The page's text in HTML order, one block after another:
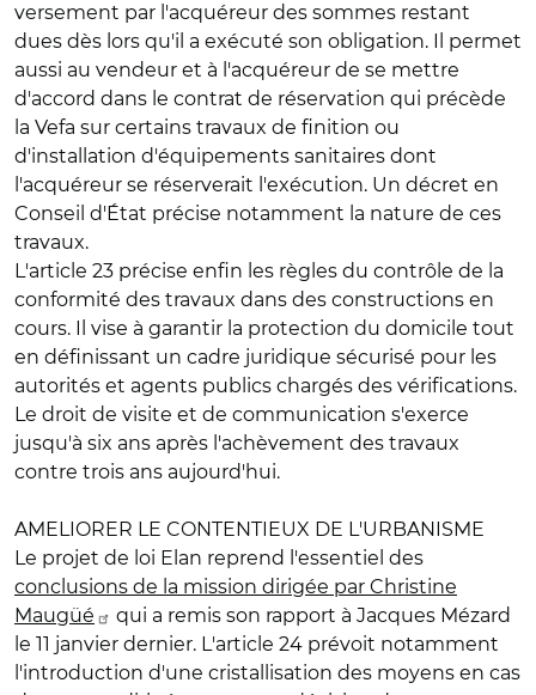
versement par l'acquéreur des sommes restant
dues dès lors qu'il a exécuté son obligation. Il permet
aussi au vendeur et à l'acquéreur de se mettre
d'accord dans le contrat de réservation qui précède
la Vefa sur certains travaux de finition ou
d'installation d'équipements sanitaires dont
l'acquéreur se réserverait l'exécution. Un décret en
Conseil d'État précise notamment la nature de ces
travaux.
L'article 23 précise enfin les règles du contrôle de la
conformité des travaux dans des constructions en
cours. Il vise à garantir la protection du domicile tout
en définissant un cadre juridique sécurisé pour les
autorités et agents publics chargés des vérifications.
Le droit de visite et de communication s'exerce
jusqu'à six ans après l'achèvement des travaux
contre trois ans aujourd'hui.
AMELIORER LE CONTENTIEUX DE L'URBANISME
Le projet de loi Elan reprend l'essentiel des
conclusions de la mission dirigée par Christine
Maugüé
qui a remis son rapport à Jacques Mézard
le 11 janvier dernier. L'article 24 prévoit notamment
l'introduction d'une cristallisation des moyens en cas